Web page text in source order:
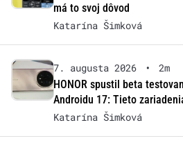
má to svoj dôvod
Katarína Šimková
7. augusta 2026 •
2m
HONOR spustil beta
Androidu 17: Tieto
Katarína Šimková